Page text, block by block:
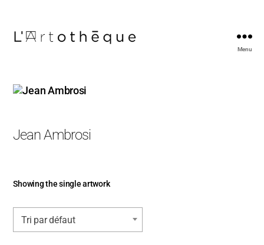
Menu
Jean Ambrosi
Showing the single artwork
Tri par défaut